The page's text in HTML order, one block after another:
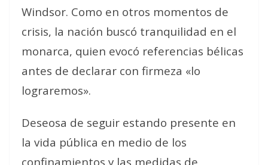
Windsor. Como en otros momentos de
crisis, la nación buscó tranquilidad en el
monarca, quien evocó referencias bélicas
antes de declarar con firmeza «lo
lograremos».
Deseosa de seguir estando presente en
la vida pública en medio de los
confinamientos y las medidas de